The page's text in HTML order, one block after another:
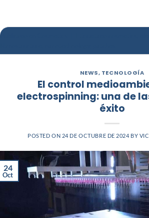
Publicado en
NEWS, TECNOLOGÍA
El control
electrospinning: una de
éxito
POSTED ON 24 DE OCTUBRE DE 2024 BY
24
Oct